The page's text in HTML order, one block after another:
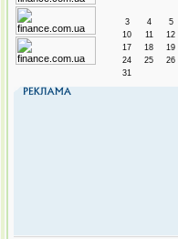
3
4 5
10
11 12
17
18 19
24
25 26
31